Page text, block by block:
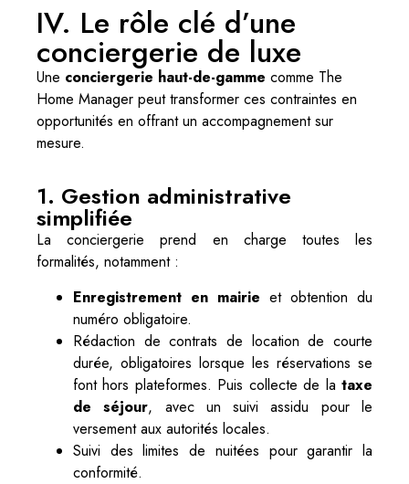
IV. Le rôle clé d’une
conciergerie de luxe
Une conciergerie haut-de-gamme comme The
Home Manager peut transformer ces contraintes en
opportunités en offrant un accompagnement sur
mesure.
1. Gestion administrative
simplifiée
La conciergerie prend en charge toutes les
formalités, notamment :
Enregistrement en mairie et obtention du
numéro obligatoire.
Rédaction de contrats de location de courte
durée, obligatoires lorsque les réservations se
font hors plateformes. Puis collecte de la taxe
de séjour, avec un suivi assidu pour le
versement aux autorités locales.
Suivi des limites de nuitées pour garantir la
conformité.